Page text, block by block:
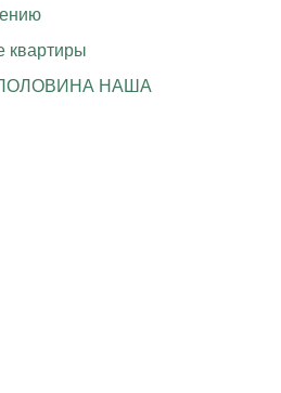
квартиры
НАША